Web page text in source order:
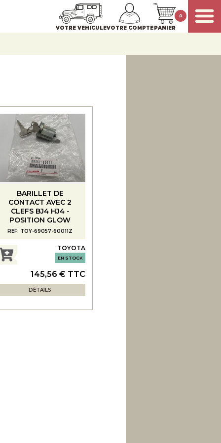
VOTRE VEHICULEVOTRE COMPTEPANIER
0
BARILLET DE
CONTACT AVEC 2
CLEFS BJ4 HJ4 -
POSITION GLOW
REF: TOY-69057-60011Z
TOYOTA
EN STOCK
145,56 € TTC
DÉTAILS